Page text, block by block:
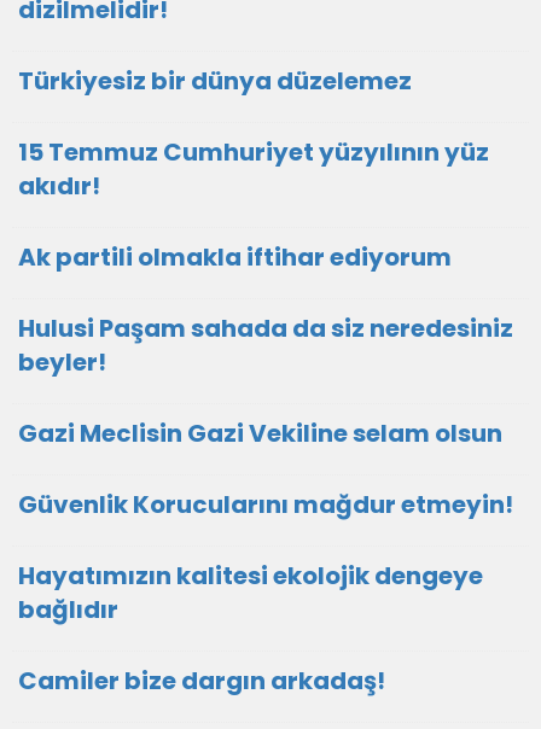
dizilmelidir!
Türkiyesiz bir dünya düzelemez
15 Temmuz Cumhuriyet yüzyılının yüz
akıdır!
Ak partili olmakla iftihar ediyorum
Hulusi Paşam sahada da siz neredesiniz
beyler!
Gazi Meclisin Gazi Vekiline selam olsun
Güvenlik Korucularını mağdur etmeyin!
Hayatımızın kalitesi ekolojik dengeye
bağlıdır
Camiler bize dargın arkadaş!